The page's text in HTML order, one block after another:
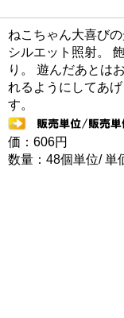
ねこちゃん大喜び
シルエット照射。
り。 遊んだあとは
れるようにしてあ
す。
価：606円
数量：48個単位/ 単